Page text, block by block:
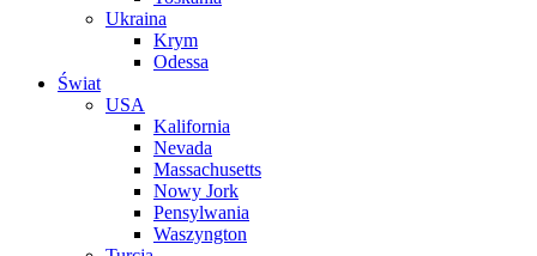
Ukraina
Krym
Odessa
Świat
USA
Kalifornia
Nevada
Massachusetts
Nowy Jork
Pensylwania
Waszyngton